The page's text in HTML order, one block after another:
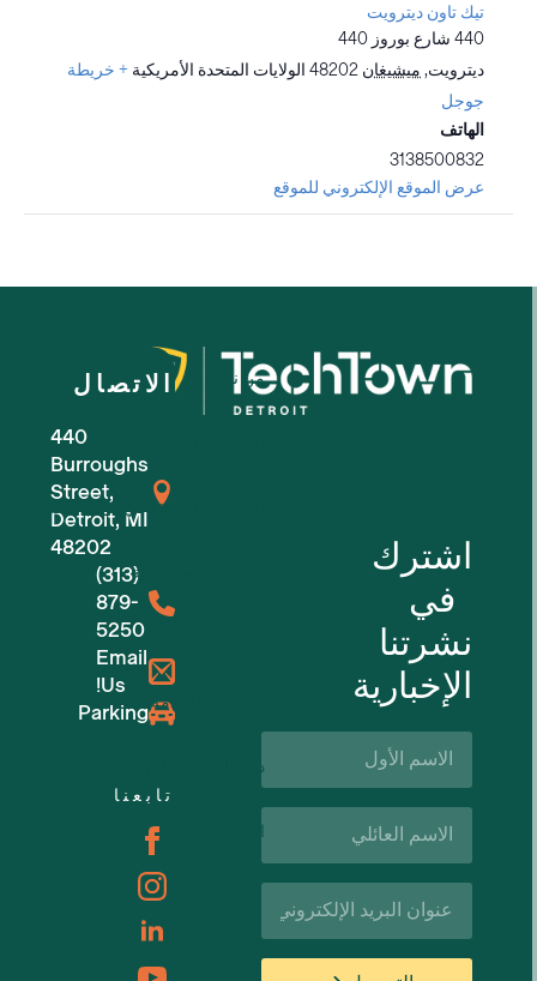
تيك تاون ديترويت
440 شارع بوروز 440
ديترويت,ميشيغان48202الولايات المتحدة الأمريكية+ خريطة
جوجل
الهاتف
3138500832
عرض الموقع الإلكتروني للموقع
اشترك
في
نشرتنا
الإخبارية
الاسم
الأول*
اسم
العائلة*
البريد
الإلكتروني*
من نحن
للشركات الناشئة في مجال التكنولوجيا
الفعاليات القادمة
دعم الأعمال والموارد
الوظائف
الاتصال
440
Burroughs
Street,
Detroit, MI
48202
(313)
879-
5250
Email
Us!
Parking
تابعنا